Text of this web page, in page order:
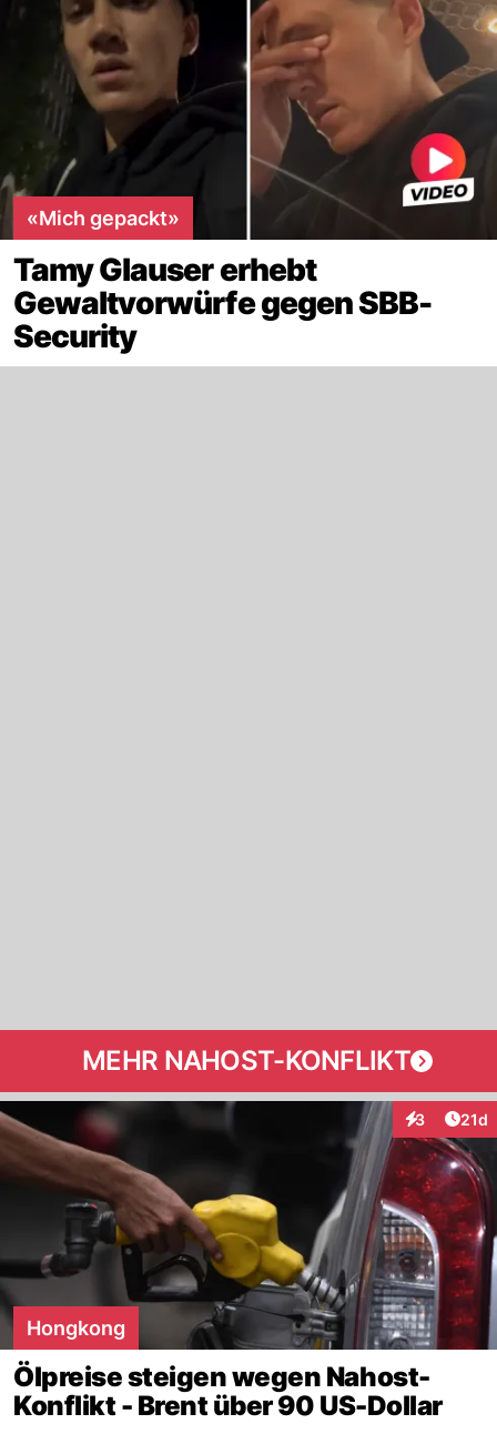
«Mich gepackt»
Tamy Glauser erhebt
Gewaltvorwürfe gegen SBB-
Security
MEHR NAHOST-KONFLIKT
3
Interaktionen
21d
Hongkong
Ölpreise steigen wegen Nahost-
Konflikt - Brent über 90 US-Dollar